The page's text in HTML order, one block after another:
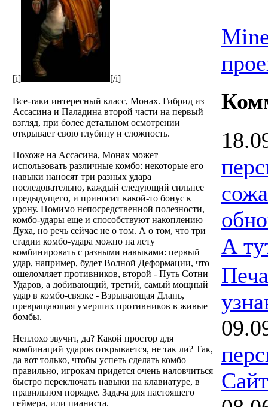
[i] [/i]
Все-таки интересный класс, Монах. Гибрид из
Ассасина и Паладина второй части на первый
взгляд, при более детальном осмотрении
открывает свою глубину и сложность.
Похоже на Ассасина, Монах может
использовать различные комбо: некоторые его
навыки наносят три разных удара
последовательно, каждый следующий сильнее
предыдущего, и приносит какой-то бонус к
урону. Помимо непосредственной полезности,
комбо-удары еще и способствуют накоплению
Духа, но речь сейчас не о том. А о том, что три
стадии комбо-удара можно на лету
комбинировать с разными навыками: первый
удар, например, будет Волной Деформации, что
ошеломляет противников, второй - Путь Сотни
Ударов, а добивающий, третий, самый мощный
удар в комбо-связке - Взрывающая Длань,
превращающая умерших противников в живые
бомбы.
Неплохо звучит, да? Какой простор для
комбинаций ударов открывается, не так ли? Так,
да вот только, чтобы успеть сделать комбо
правильно, игрокам придется очень наловчиться
быстро переключать навыки на клавиатуре, в
правильном порядке. Задача для настоящего
геймера, или пианиста.
А